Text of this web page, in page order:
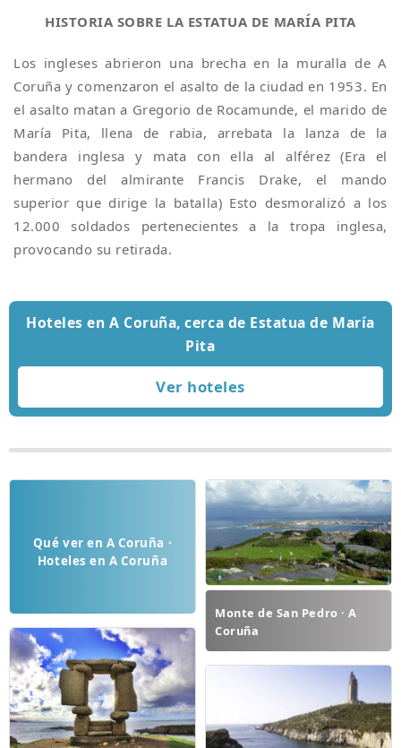
HISTORIA SOBRE LA ESTATUA DE MARÍA PITA
Los ingleses abrieron una brecha en la muralla de A
Coruña y comenzaron el asalto de la ciudad en 1953. En
el asalto matan a Gregorio de Rocamunde, el marido de
María Pita, llena de rabia, arrebata la lanza de la
bandera inglesa y mata con ella al alférez (Era el
hermano del almirante Francis Drake, el mando
superior que dirige la batalla) Esto desmoralizó a los
12.000 soldados pertenecientes a la tropa inglesa,
provocando su retirada.
Hoteles en A Coruña, cerca de Estatua de María
Pita
Qué ver en A Coruña ·
Hoteles en A Coruña
Monte de San Pedro · A
Coruña